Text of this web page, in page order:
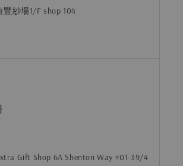
豐紗場1/F shop 104
Gift Shop 6A Shenton Way #01-39/4